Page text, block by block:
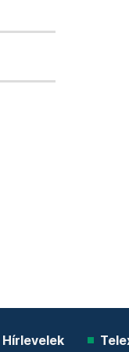
Hírlevelek